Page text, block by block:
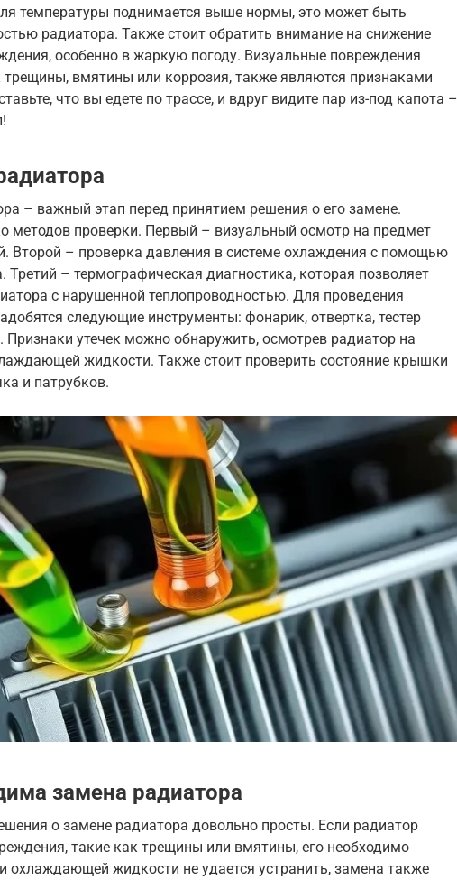
температуры поднимается выше нормы, это может быть
радиатора. Также стоит обратить внимание на снижение
особенно в жаркую погоду. Визуальные повреждения
трещины, вмятины или коррозия, также являются признаками
что вы едете по трассе, и вдруг видите пар из-под капота –
– важный этап перед принятием решения о его замене.
методов проверки. Первый – визуальный осмотр на предмет
Второй – проверка давления в системе охлаждения с помощью
Третий – термографическая диагностика, которая позволяет
с нарушенной теплопроводностью. Для проведения
следующие инструменты: фонарик, отвертка, тестер
Признаки утечек можно обнаружить, осмотрев радиатор на
жидкости. Также стоит проверить состояние крышки
и патрубков.
замена радиатора
о замене радиатора довольно просты. Если радиатор
такие как трещины или вмятины, его необходимо
охлаждающей жидкости не удается устранить, замена также